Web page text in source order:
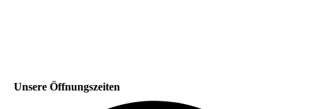
Unsere Öffnungszeiten